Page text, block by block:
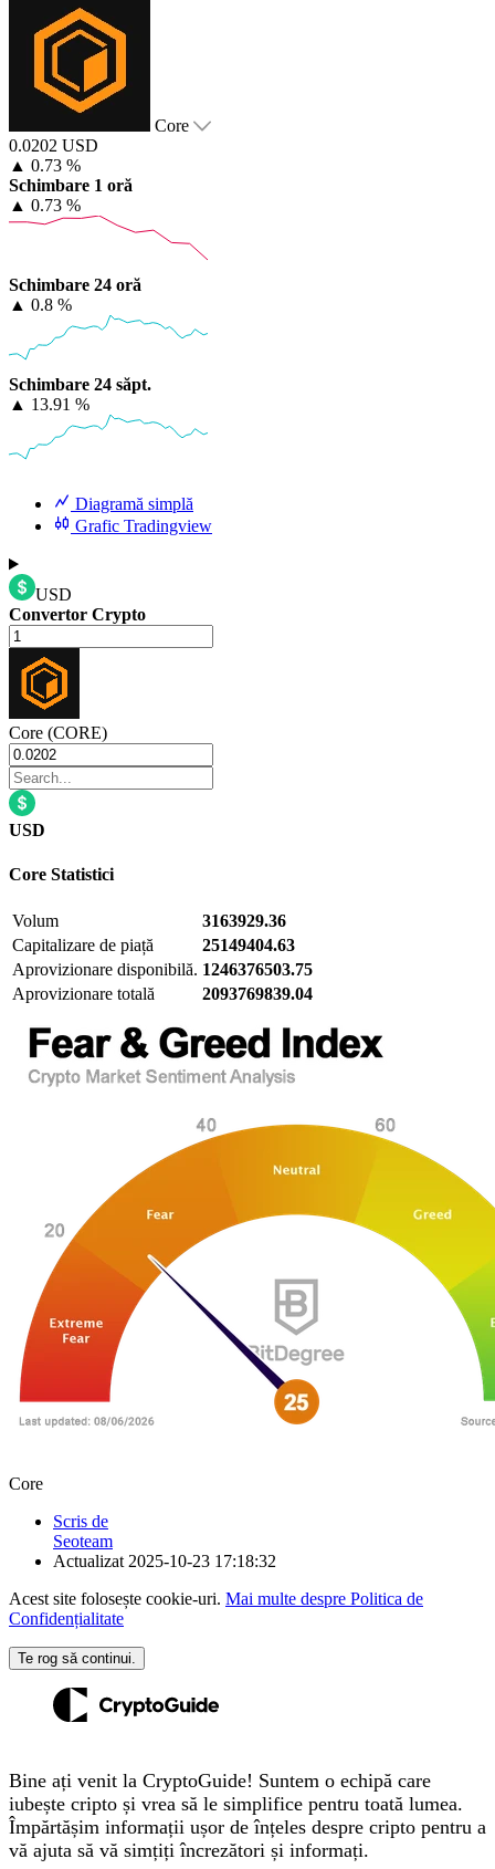
Core
0.0202 USD
▲ 0.73 %
Schimbare 1 oră
▲ 0.73 %
Schimbare 24 oră
▲ 0.8 %
Schimbare 24 săpt.
▲ 13.91 %
Diagramă simplă
Grafic Tradingview
USD
Convertor Crypto
Core (CORE)
USD
Core Statistici
Volum
3163929.36
Capitalizare de piață
25149404.63
Aprovizionare disponibilă. 1246376503.75
Aprovizionare totală
2093769839.04
Core
Scris de
Seoteam
Actualizat 2025-10-23 17:18:32
Acest site folosește cookie-uri. Mai multe despre Politica de
Confidențialitate
Te rog să continui.
Bine ați venit la CryptoGuide! Suntem o echipă care
iubește cripto și vrea să le simplifice pentru toată lumea.
Împărtășim informații ușor de înțeles despre cripto pentru a
vă ajuta să vă simțiți încrezători și informați.